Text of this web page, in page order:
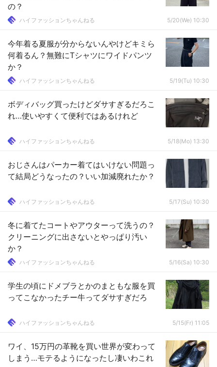
の？
ハイファッションちゃんねる 5/20(We) 10:30
今年着る夏服が分からないんやけどキミら
何着るん？無難にTシャツにワイドパンツ
か？
ハイファッションちゃんねる 5/19(Tu) 10:30
ボディバッグ買ったけどダサすぎるだろこ
れ…使いやすくて便利ではあるけれど
ハイファッションちゃんねる 5/18(Mo) 13:30
おじさんはパーカー着てはいけない問題っ
て結局どうなったの？いい加減廃れたか？
ハイファッションちゃんねる 5/17(Su) 10:30
冬に着てたコートやアウターって洗うの？
クリーニングに出さないとやっぱり汚い
か？
ハイファッションちゃんねる 5/16(Sa) 10:30
学生の頃にドメブラとかのまともな服を買
ってこなかったチー牛ってダサすぎだろ
ハイファッションちゃんねる 5/15(Fr) 11:05
ワイ、15万円の革靴を買い世界が変わって
しまう…モテるようになったし凄いわこれ